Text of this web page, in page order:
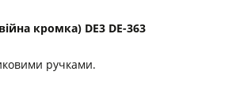
кромка) DE3 DE-363
ручками.